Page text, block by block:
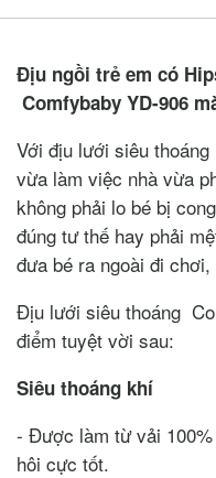
Địu ngồi trẻ em có
Comfybaby YD-906
Với địu lưới siêu
vừa làm việc nhà vừa
không phải lo bé bị
đúng tư thế hay phải
đưa bé ra ngoài đi
Địu lưới siêu thoáng
điểm tuyệt vời sau:
Siêu thoáng khí
- Được làm từ vải
hôi cực tốt.